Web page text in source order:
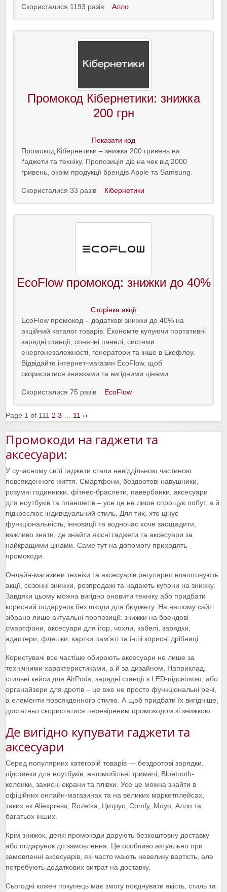
Скористалися 1193 разів Алло
Промокод Кібернетики: знижка
200 грн
Показати код
Промокод Кібернетики – знижка 200 гривень на
ґаджети та техніку. Пропозиція діє на чек від 2000
гривень, окрім продукції брендів Apple та Samsung.
Скористалися 33 разів Кібернетики
EcoFlow промокод: знижки до 40%
Сторінка акції
EcoFlow промокод – додаткові знижки до 40% на
акційний каталог товарів. Економте купуючи портативні
зарядні станції, сонячні панелі, системи
енергонезалежності, генератори та інше в Екофлоу.
Відвідайте інтернет-магазин EcoFlow, щоб
скористатися знижками та вигідними цінами.
Скористалися 75 разів EcoFlow
Page 1 of 11 1 2 3 11 ››
Промокоди на гаджети та
аксесуари:
У сучасному світі гаджети стали невіддільною частиною
повсякденного життя. Смартфони, бездротові навушники,
розумні годинники, фітнес-браслети, павербанки, аксесуари
для ноутбуків та планшетів – усе це не лише спрощує побут, а й
підкреслює індивідуальний стиль. Для тих, хто цінує
функціональність, інновації та водночас хоче заощадити,
важливо знати, де знайти якісні гаджети та аксесуари за
найкращими цінами. Саме тут на допомогу приходять
промокоди.
Онлайн-магазини техніки та аксесуарів регулярно влаштовують
акції, сезонні знижки, розпродажі та надають купони на знижку.
Завдяки цьому можна вигідно оновити техніку або придбати
корисний подарунок без шкоди для бюджету. На нашому сайті
зібрано лише актуальні пропозиції: знижки на брендові
смартфони, аксесуари для ігор, чохли, кабелі, зарядки,
адаптери, флешки, картки памʼяті та інші корисні дрібниці.
Користувачі все частіше обирають аксесуари не лише за
технічними характеристиками, а й за дизайном. Наприклад,
стильні кейси для AirPods, зарядні станції з LED-підсвіткою, або
органайзери для дротів – це вже не просто функціональні речі,
а елементи повсякденного стилю. А щоб придбати їх вигідніше,
достатньо скористатися перевіреним промокодом зі знижкою.
Де вигідно купувати гаджети та
аксесуари
Серед популярних категорій товарів — бездротові зарядки,
підставки для ноутбуків, автомобільні тримачі, Bluetooth-
колонки, захисні екрани та плівки. Усе це можна знайти в
офіційних онлайн-магазинах та на великих маркетплейсах,
таких як Aliexpress, Rozetka, Цитрус, Comfy, Moyo, Алло та
багатьох інших.
Крім знижок, деякі промокоди дарують безкоштовну доставку
або подарунок до замовлення. Це особливо актуально при
замовленні аксесуарів, які часто мають невелику вартість, але
потребують додаткових витрат на доставку.
Сьогодні кожен покупець має змогу поєднувати якість, стиль та